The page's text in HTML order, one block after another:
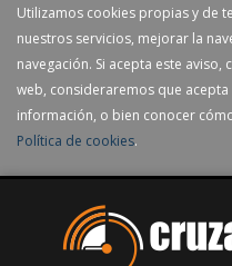
Utilizamos cookies propias y de
nuestros servicios, mejorar la
navegación. Si acepta este
web, consideraremos que
información, o bien conocer
Política de cookies.